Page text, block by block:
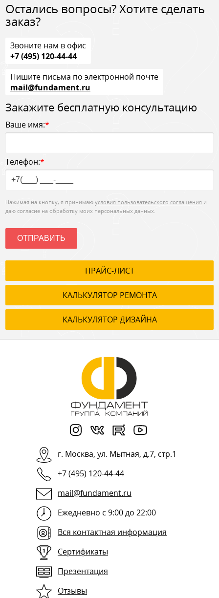
Остались вопросы? Хотите сделать
заказ?
Звоните нам в офис
+7 (495) 120-44-44
Пишите письма по электронной почте
mail@fundament.ru
Закажите бесплатную консультацию
Ваше имя:*
Телефон:*
Нажимая на кнопку, я принимаю условия пользовательского соглашения и
даю согласие на обработку моих персональных данных.
ОТПРАВИТЬ
ПРАЙС-ЛИСТ
КАЛЬКУЛЯТОР РЕМОНТА
КАЛЬКУЛЯТОР ДИЗАЙНА
г. Москва, ул. Мытная, д.7, стр.1
+7 (495) 120-44-44
mail@fundament.ru
Ежедневно с 9:00 до 22:00
Вся контактная информация
Сертификаты
Презентация
Отзывы